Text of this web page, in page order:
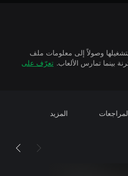
وصولاً إلى معلومات ملف
تعرّف على
المزيد